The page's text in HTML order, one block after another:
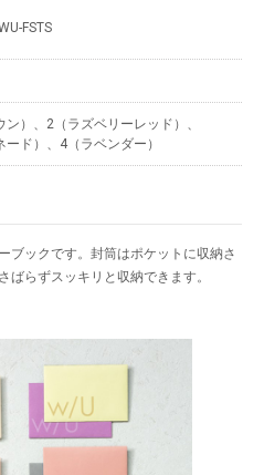
FSTS
）、2（ラズベリーレッド）、
ド）、4（ラベンダー）
ブックです。封筒はポケットに収納さ
らずスッキリと収納できます。